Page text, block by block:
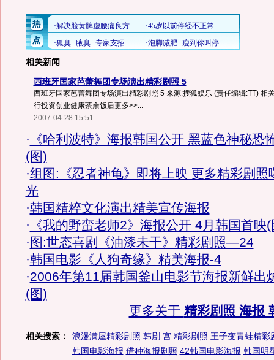
相关新闻
西班牙国家芭蕾舞团专场演出精彩剧照 5
西班牙国家芭蕾舞团专场演出精彩剧照 5 来源:搜狐娱乐 (责任编辑:TT) 相
行投资创业健康茶余饭后更多>>...
2007-04-28 15:51
· 《哈利波特》海报韩国公开 黑蓝色神秘恐
(图)
·组图:《忍者神龟》即将上映 更多精彩剧照
光
·韩国精粹文化演出精美宣传海报
· 《我的野蛮老师2》海报公开 4月韩国首映(
· 图:世态喜剧《油漆未干》精彩剧照—24
·韩国电影《人狗奇缘》精美海报-4
·2006年第11届韩国釜山电影节海报新鲜出
(图)
更多关于 精彩剧照 海报
相关搜索： 浪漫满屋精彩剧照 韩剧 宫 精彩剧照 王子变青蛙精彩
韩国电影海报 借种海报剧照 42韩国电影海报 韩国明